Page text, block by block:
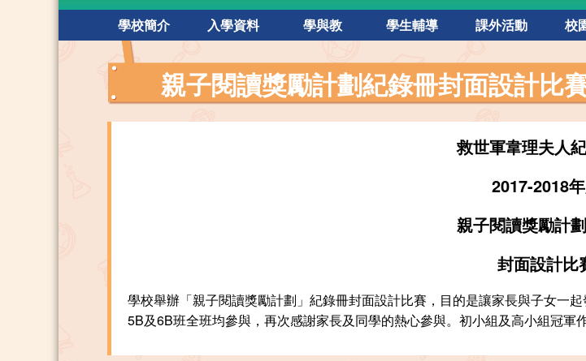
學校簡介 入學資料 學與教 學生輔導 課外活動 校
親子閱讀獎勵計劃紀錄冊封面設計比
救世軍韋理夫人
2017-2018
親子閱讀獎勵計
封面設計比
學校舉辦「親子閱讀獎勵計劃」紀錄冊封面設計比賽，目的是讓家長與子女一
5B及6B班全班均參與，再次感謝家長及同學的熱心參與。初小組及高小組冠軍